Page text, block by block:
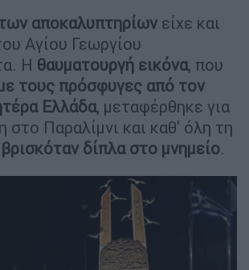
αποκαλυπτηρίων είχε και
Αγίου Γεωργίου
Η θαυματουργή εικόνα, που
τους πρόσφυγες από τον
Ελλάδα, μεταφέρθηκε για
στο Παραλίμνι και καθ' όλη τη
βρισκόταν δίπλα στο μνημείο.